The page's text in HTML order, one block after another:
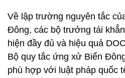
Về lập trường nguyên tắc
Đông, các bộ trưởng tái
hiện đầy đủ và hiệu quả
Bộ quy tắc ứng xử Biển
phù hợp với luật pháp quốc